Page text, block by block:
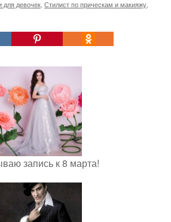
для девочек Стилист по прическам и макияжу
запись к 8 марта!